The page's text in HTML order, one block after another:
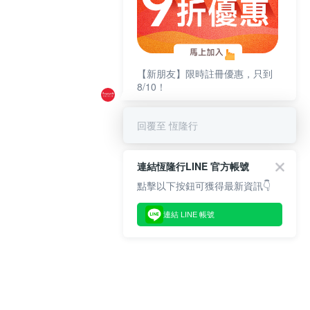
【新朋友】限時註冊優惠，只到
8/10！
回覆至 恆隆行
連結恆隆行LINE 官方帳號
點擊以下按鈕可獲得最新資訊👇
連結 LINE 帳號